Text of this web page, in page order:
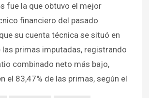
fue la que obtuvo el mejor
financiero del pasado
su cuenta técnica se situó en
las primas imputadas, registrando
combinado neto más bajo,
el 83,47% de las primas, según el